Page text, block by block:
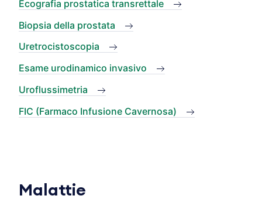
Ecografia prostatica transrettale
Biopsia della prostata
Uretrocistoscopia
Esame urodinamico invasivo
Uroflussimetria
FIC (Farmaco Infusione Cavernosa)
Malattie